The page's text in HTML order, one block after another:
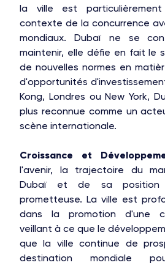
la ville est
contexte de la concurrence
mondiaux. Dubaï ne se
maintenir, elle défie en fait le
de nouvelles normes en
d'opportunités
Kong, Londres ou New York,
plus reconnue comme un
scène internationale.
Croissance et
l'avenir, la trajectoire du
Dubaï et de sa position
prometteuse. La ville est
dans la promotion d'une
veillant à ce que le
que la ville continue de
destination